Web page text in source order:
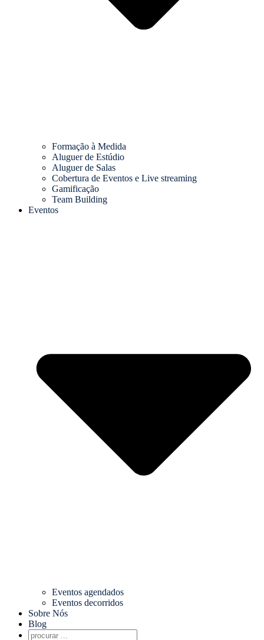
Formação à Medida
Aluguer de Estúdio
Aluguer de Salas
Cobertura de Eventos e Live streaming
Gamificação
Team Building
Eventos
Eventos agendados
Eventos decorridos
Sobre Nós
Blog